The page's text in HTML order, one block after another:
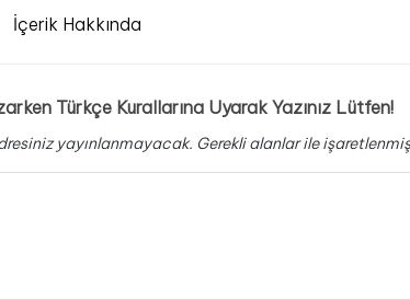
İçerik Hakkında
Türkçe Kurallarına Uyarak Yazınız Lütfen!
yayınlanmayacak. Gerekli alanlarile